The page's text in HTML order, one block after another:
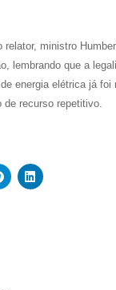
relator, ministro
lembrando que a
energia elétrica já foi
de recurso repetitivo.